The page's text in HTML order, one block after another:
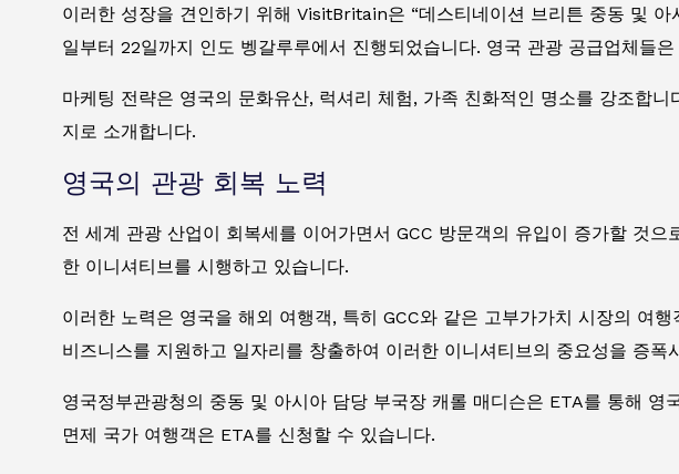
이러한 성장을 견인하기 위해 VisitBritain은 “데스티네이션 브리튼 중동 및
일부터 22일까지 인도 벵갈루루에서 진행되었습니다. 영국 관광 공급업체들
마케팅 전략은 영국의 문화유산, 럭셔리 체험, 가족 친화적인 명소를 강조합
지로 소개합니다.
영국의 관광 회복 노력
전 세계 관광 산업이 회복세를 이어가면서 GCC 방문객의 유입이 증가할 것
한 이니셔티브를 시행하고 있습니다.
이러한 노력은 영국을 해외 여행객, 특히 GCC와 같은 고부가가치 시장의 여
비즈니스를 지원하고 일자리를 창출하여 이러한 이니셔티브의 중요성을 증폭
영국정부관광청의 중동 및 아시아 담당 부국장 캐롤 매디슨은 ETA를 통해
면제 국가 여행객은 ETA를 신청할 수 있습니다.